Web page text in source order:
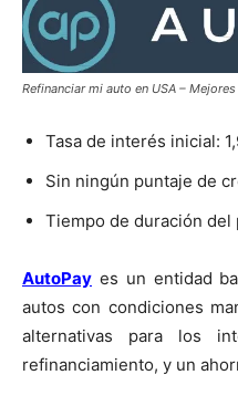
Refinanciar mi auto en USA –
Tasa de interés inicial:
Sin ningún puntaje de
Tiempo de duración del
AutoPay es un entidad
autos con condiciones
alternativas para los
refinanciamiento, y un